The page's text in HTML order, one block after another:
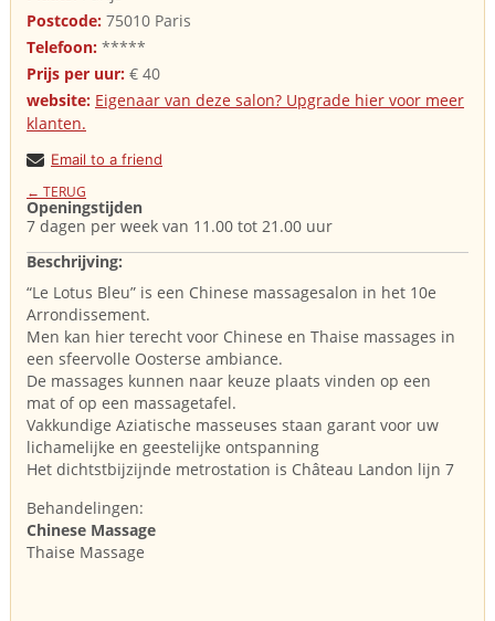
Postcode: 75010 Paris
Telefoon: *****
Prijs per uur: € 40
website: Eigenaar van deze salon? Upgrade hier voor meer
klanten.
Email to a friend
← TERUG
Openingstijden
7 dagen per week van 11.00 tot 21.00 uur
Beschrijving:
“Le Lotus Bleu” is een Chinese massagesalon in het 10e
Arrondissement.
Men kan hier terecht voor Chinese en Thaise massages in
een sfeervolle Oosterse ambiance.
De massages kunnen naar keuze plaats vinden op een
mat of op een massagetafel.
Vakkundige Aziatische masseuses staan garant voor uw
lichamelijke en geestelijke ontspanning
Het dichtstbijzijnde metrostation is Château Landon lijn 7
Behandelingen:
Chinese Massage
Thaise Massage